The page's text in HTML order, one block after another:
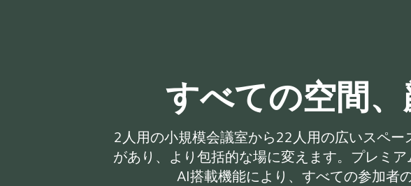
すべての空間
2人用の小規模会議室から22人用の広いスペ
があり、より包括的な場に変えます。プレミ
AI搭載機能により、すべての参加者